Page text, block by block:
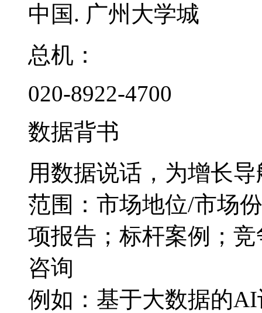
中国. 广州大学城
总机：
020-8922-4700
数据背书
用数据说话，为增长导
范围：市场地位/市场
项报告；标杆案例；
咨询
例如：基于大数据的